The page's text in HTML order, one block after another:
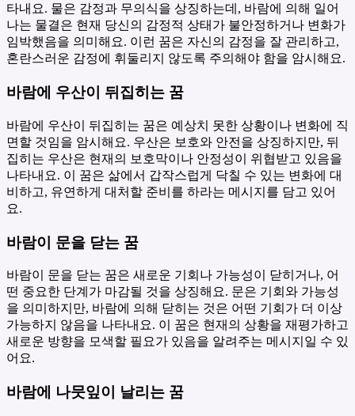
타내요. 물은 감정과 무의식을 상징하는데, 바람에 의해 일어
나는 물결은 현재 당신의 감정적 상태가 불안정하거나 변화가
임박했음을 의미해요. 이런 꿈은 자신의 감정을 잘 관리하고,
혼란스러운 감정에 휘둘리지 않도록 주의해야 함을 암시해요.
바람에 우산이 뒤집히는 꿈
바람에 우산이 뒤집히는 꿈은 예상치 못한 상황이나 변화에 직
면할 것임을 암시해요. 우산은 보호와 안전을 상징하지만, 뒤
집히는 우산은 현재의 보호막이나 안정성이 위협받고 있음을
나타내요. 이 꿈은 삶에서 갑작스럽게 닥칠 수 있는 변화에 대
비하고, 유연하게 대처할 준비를 하라는 메시지를 담고 있어
요.
바람이 문을 닫는 꿈
바람이 문을 닫는 꿈은 새로운 기회나 가능성이 닫히거나, 어
떤 중요한 단계가 마감될 것을 상징해요. 문은 기회와 가능성
을 의미하지만, 바람에 의해 닫히는 것은 어떤 기회가 더 이상
가능하지 않음을 나타내요. 이 꿈은 현재의 상황을 재평가하고
새로운 방향을 모색할 필요가 있음을 알려주는 메시지일 수 있
어요.
바람에 나뭇잎이 날리는 꿈